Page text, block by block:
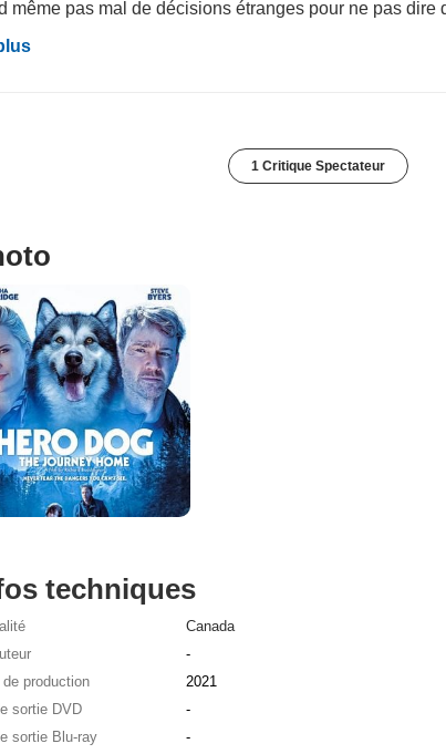
même pas mal de décisions étranges pour ne pas dire
1 Critique Spectateur
techniques
Canada
-
production
2021
sortie DVD
-
sortie Blu-ray
-